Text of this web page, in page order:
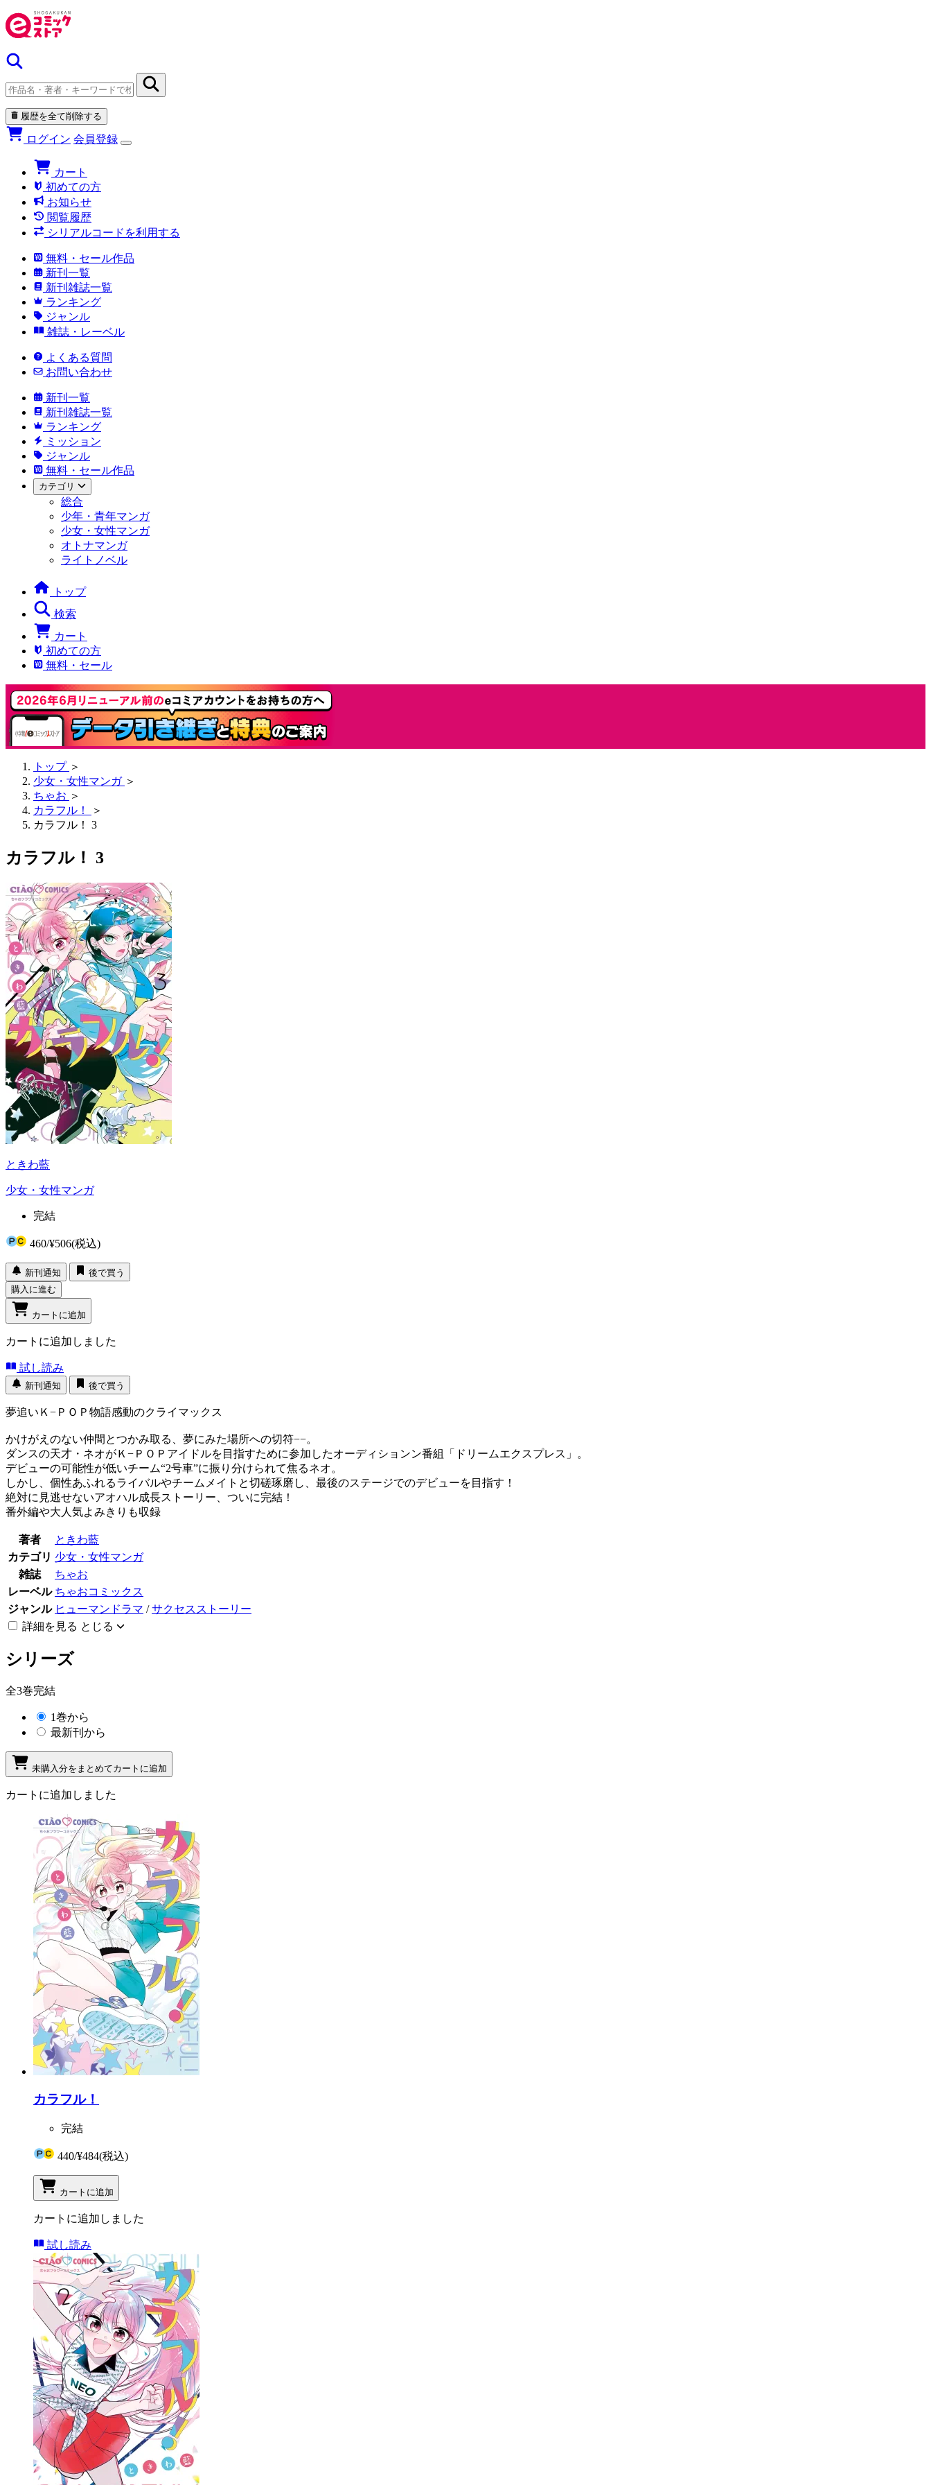
履歴を全て削除する
ログイン 会員登録
カート
初めての方
お知らせ
閲覧履歴
シリアルコードを利用する
無料・セール作品
新刊一覧
新刊雑誌一覧
ランキング
ジャンル
雑誌・レーベル
よくある質問
お問い合わせ
新刊一覧
新刊雑誌一覧
ランキング
ミッション
ジャンル
無料・セール作品
カテゴリ
総合
少年・青年マンガ
少女・女性マンガ
オトナマンガ
ライトノベル
トップ
検索
カート
初めての方
無料・セール
トップ ＞
少女・女性マンガ ＞
ちゃお ＞
カラフル！
＞
カラフル！ 3
カラフル！ 3
ときわ藍
少女・女性マンガ
完結
460/¥506(税込)
新刊通知
後で買う
購入に進む
カートに追加
カートに追加しました
試し読み
新刊通知 後で買う
夢追いＫ−ＰＯＰ物語感動のクライマックス
かけがえのない仲間とつかみ取る、夢にみた場所への切符−−。
ダンスの天才・ネオがＫ−ＰＯＰアイドルを目指すために参加したオーディションン番組「ドリームエクスプレス」。
デビューの可能性が低いチーム“2号車”に振り分けられて焦るネオ。
しかし、個性あふれるライバルやチームメイトと切磋琢磨し、最後のステージでのデビューを目指す！
絶対に見逃せないアオハル成長ストーリー、ついに完結！
番外編や大人気よみきりも収録
著者
ときわ藍
カテゴリ 少女・女性マンガ
雑誌
ちゃお
レーベル ちゃおコミックス
ジャンル ヒューマンドラマ /サクセスストーリー
詳細を見る とじる
シリーズ
全3巻完結
1巻から
最新刊から
未購入分をまとめてカートに追加
カートに追加しました
カラフル！
完結
440/¥484(税込)
カートに追加
カートに追加しました
試し読み